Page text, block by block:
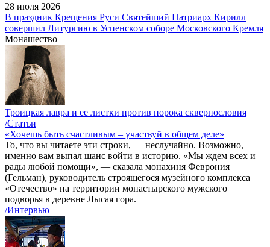
28 июля 2026
В праздник Крещения Руси Святейший Патриарх Кирилл
совершил Литургию в Успенском соборе Московского Кремля
Монашество
Троицкая лавра и ее листки против порока сквернословия
/Статьи
«Хочешь быть счастливым – участвуй в общем деле»
То, что вы читаете эти строки, — неслучайно. Возможно,
именно вам выпал шанс войти в историю. «Мы ждем всех и
рады любой помощи», — сказала монахиня Феврония
(Гельман), руководитель строящегося музейного комплекса
«Отечество» на территории монастырского мужского
подворья в деревне Лысая гора.
/Интервью